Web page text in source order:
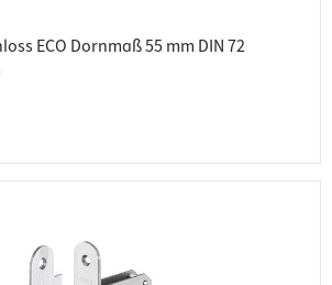
ECO Dornmaß 55 mm DIN 72